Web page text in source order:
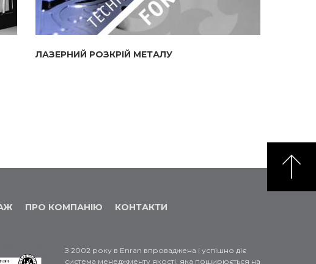
ЛАЗЕРНИЙ РОЗКРІЙ МЕТАЛУ
ПРО КОМПАНІЮ КОНТАКТИ
З 2002 року в Enran впроваджена і успішно діє
система менеджменту якості, яка поширюється на